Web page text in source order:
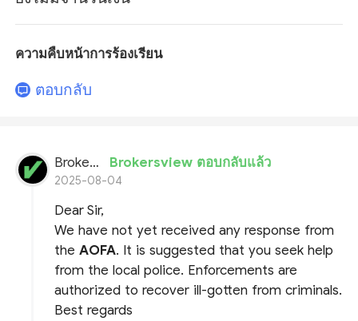
ความคืบหน้าการร้องเรียน
ตอบกลับ
BrokersView Brokersview ตอบกลับแล้ว
2025-08-04
Dear Sir,
We have not yet received any response from
theAOFA. It is suggested that you seek help
from the local police. Enforcements are
authorized to recover ill-gotten from criminals.
Best regards